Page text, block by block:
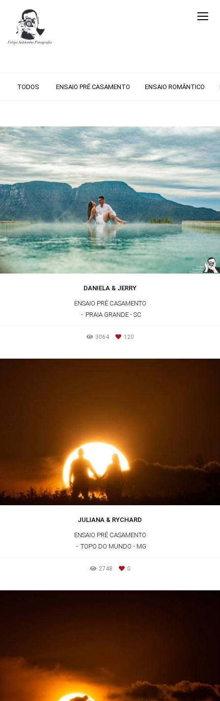
TODOS ENSAIO PRÉ CASAMENTO ENSAIO ROMÂNTICO
DANIELA & JERRY
ENSAIO PRÉ CASAMENTO
PRAIA GRANDE - SC
3064 120
JULIANA & RYCHARD
ENSAIO PRÉ CASAMENTO
TOPO DO MUNDO - MG
2748 0